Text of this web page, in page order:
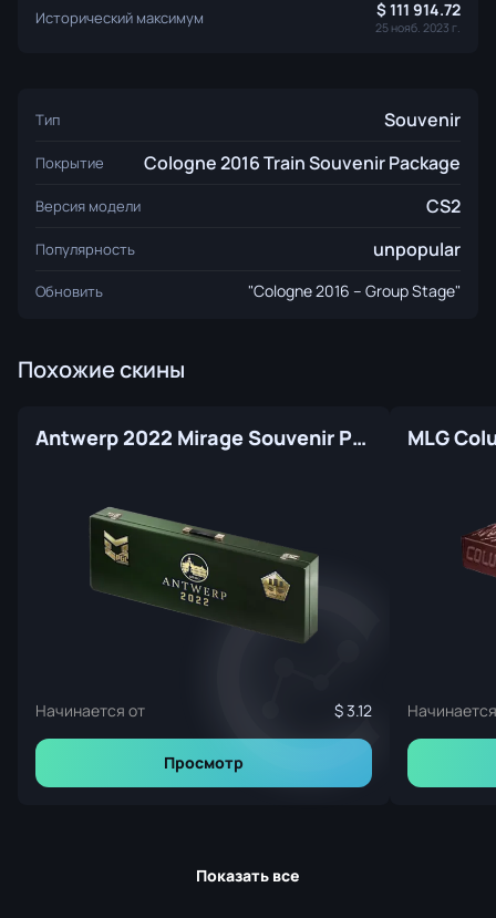
Исторический максимум 111 914.72
25 нояб. 2023 г.
Тип Souvenir
Покрытие Cologne 2016 Train Souvenir Package
Версия модели CS2
Популярность unpopular
Обновить "Cologne 2016 – Group Stage"
Похожие скины
Antwerp 2022 Mirage Souvenir Package
Начинается от 3.12
Просмотр
Показать все